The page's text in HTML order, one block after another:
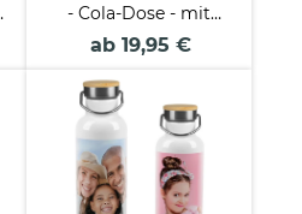
- Cola-Dose - mit
Name gestalten -
420 ml
ab 19,95 €